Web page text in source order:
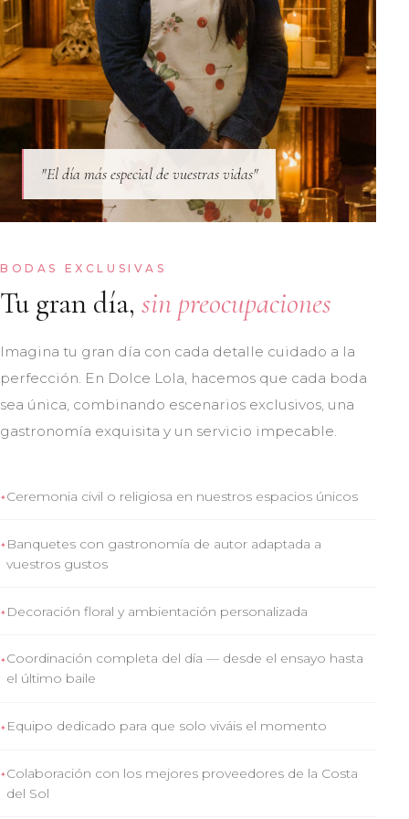
"El día más especial de vuestras vidas"
BODAS EXCLUSIVAS
Tu gran día, sin preocupaciones
Imagina tu gran día con cada detalle cuidado a la
perfección. En Dolce Lola, hacemos que cada boda
sea única, combinando escenarios exclusivos, una
gastronomía exquisita y un servicio impecable.
Ceremonia civil o religiosa en nuestros espacios únicos
Banquetes con gastronomía de autor adaptada a
vuestros gustos
Decoración floral y ambientación personalizada
Coordinación completa del día — desde el ensayo hasta
el último baile
Equipo dedicado para que solo viváis el momento
Colaboración con los mejores proveedores de la Costa
del Sol